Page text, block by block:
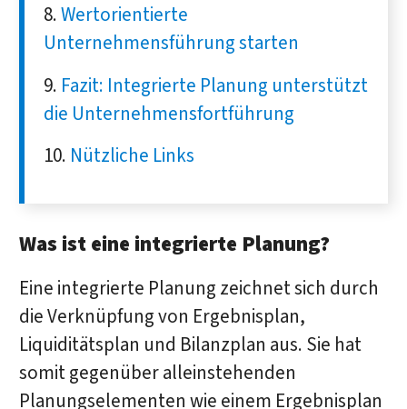
Wertorientierte
Unternehmensführung starten
Fazit: Integrierte Planung unterstützt
die Unternehmensfortführung
Nützliche Links
Was ist eine integrierte Planung?
Eine integrierte Planung zeichnet sich durch
die Verknüpfung von Ergebnisplan,
Liquiditätsplan und Bilanzplan aus. Sie hat
somit gegenüber alleinstehenden
Planungselementen wie einem Ergebnisplan